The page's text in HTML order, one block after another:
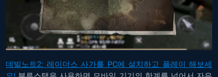
데빌노트2: 레이더스 사가를 PC에 설치하고 플레이 해보세